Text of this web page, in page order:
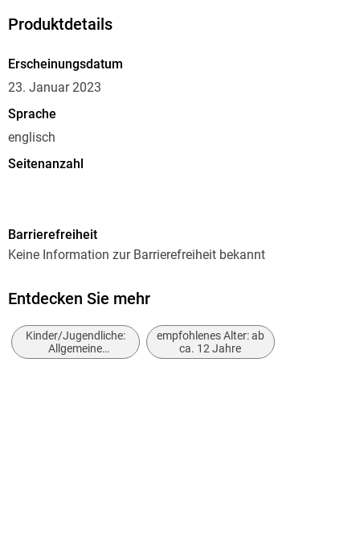
This book contains 33 unique puzzles with varying
What better way to surprise your friend, coworker, or loved
one? Show them that you care by sending them their own
Produktdetails
Erscheinungsdatum
23. Januar 2023
Sprache
englisch
Seitenanzahl
Glenn Lewis
Verlag/Hersteller
kartoniert
Gewicht
Barrierefreiheit
Keine Information zur Barrierefreiheit bekannt
Entdecken Sie mehr
Kinder/Jugendliche:
Allgemeine
Interessen: Rätsel-
empfohlenes Alter: ab
ca. 12 Jahre